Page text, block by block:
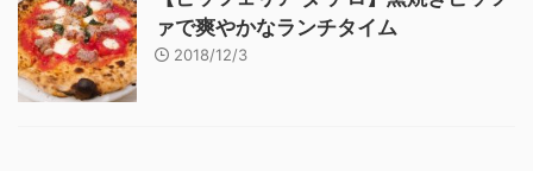
ァで爽やかなランチタイム
2018/12/3